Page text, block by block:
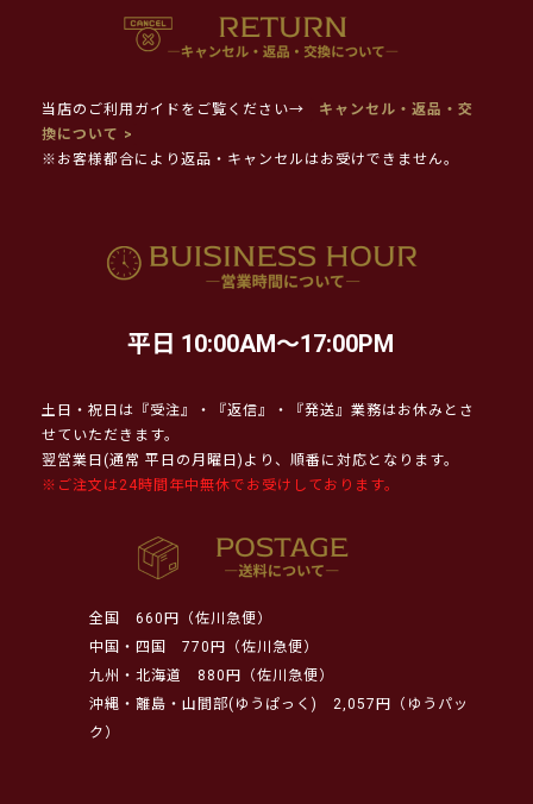
当店のご利用ガイドをご覧ください→
キャンセル・返品・交
換について >
※お客様都合により返品・キャンセルはお受けできません。
平日 10:00AM～17:00PM
土日・祝日は『受注』・『返信』・『発送』業務はお休みとさ
せていただきます。
翌営業日(通常 平日の月曜日)より、順番に対応となります。
※ご注文は24時間年中無休でお受けしております。
全国
660円（佐川急便）
中国・四国
770円（佐川急便）
九州・北海道
880円（佐川急便）
沖縄・離島・山間部(ゆうぱっく)
2,057円（ゆうパッ
ク）